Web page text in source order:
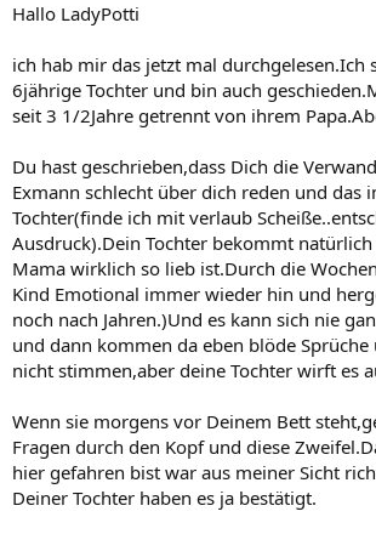
Hallo LadyPotti
ich hab mir das jetzt mal durchgelesen.Ich
6jährige Tochter und bin auch
seit 3 1/2Jahre getrennt von ihrem
Du hast geschrieben,dass Dich die
Exmann schlecht über dich reden und das
Tochter(finde ich mit verlaub
Ausdruck).Dein Tochter bekommt
Mama wirklich so lieb ist.Durch die
Kind Emotional immer wieder hin und
noch nach Jahren.)Und es kann sich nie
und dann kommen da eben blöde
nicht stimmen,aber deine Tochter wirft es
Wenn sie morgens vor Deinem Bett
Fragen durch den Kopf und diese
hier gefahren bist war aus meiner Sicht
Deiner Tochter haben es ja bestätigt.